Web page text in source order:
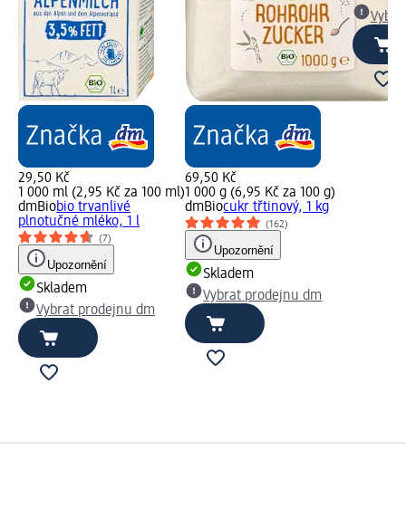
29,50 Kč
1 000 ml (2,95 Kč za 100 ml)
dmBiobio trvanlivé
plnotučné mléko, 1 l
(7)
Upozornění
Skladem
Vybrat prodejnu dm
69,50 Kč
1 000 g (6,95 Kč za 100 g)
dmBiocukr třtinový, 1 kg
(162)
Upozornění
Skladem
Vybrat prodejnu dm